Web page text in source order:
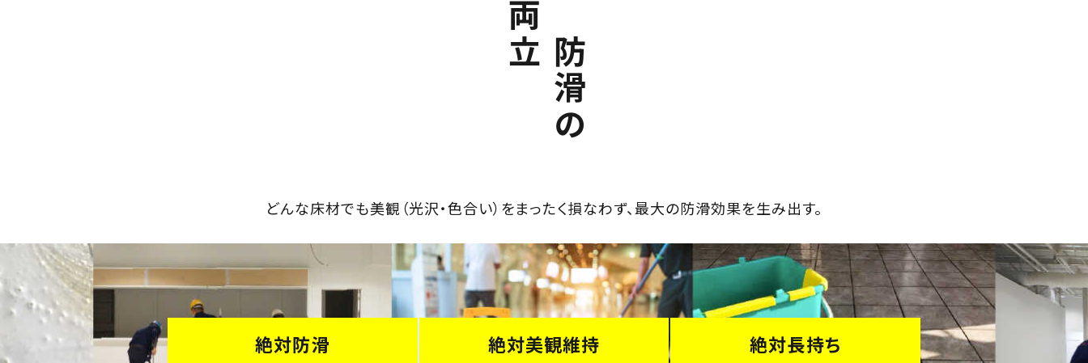
どんな床材でも美観（光沢・色合い）をまったく損なわず、最大の防滑効果を生み出す。
絶対防滑 絶対美観維持 絶対長持ち